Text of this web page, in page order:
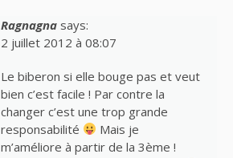
Ragnagna says:
2 juillet 2012 à 08:07
Le biberon si elle bouge pas et veut
bien c’est facile ! Par contre la
changer c’est une trop grande
responsabilité
Mais je
m’améliore à partir de la 3ème !